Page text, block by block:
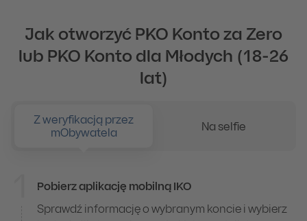
Jak otworzyć PKO Konto za Zero
lub PKO Konto dla Młodych (18-26
lat)
Z weryfikacją przez
mObywatela
Na selfie
Z weryfikacją przez mObywatela
Pobierz aplikację mobilną IKO
Sprawdź informację o wybranym koncie i wybierz